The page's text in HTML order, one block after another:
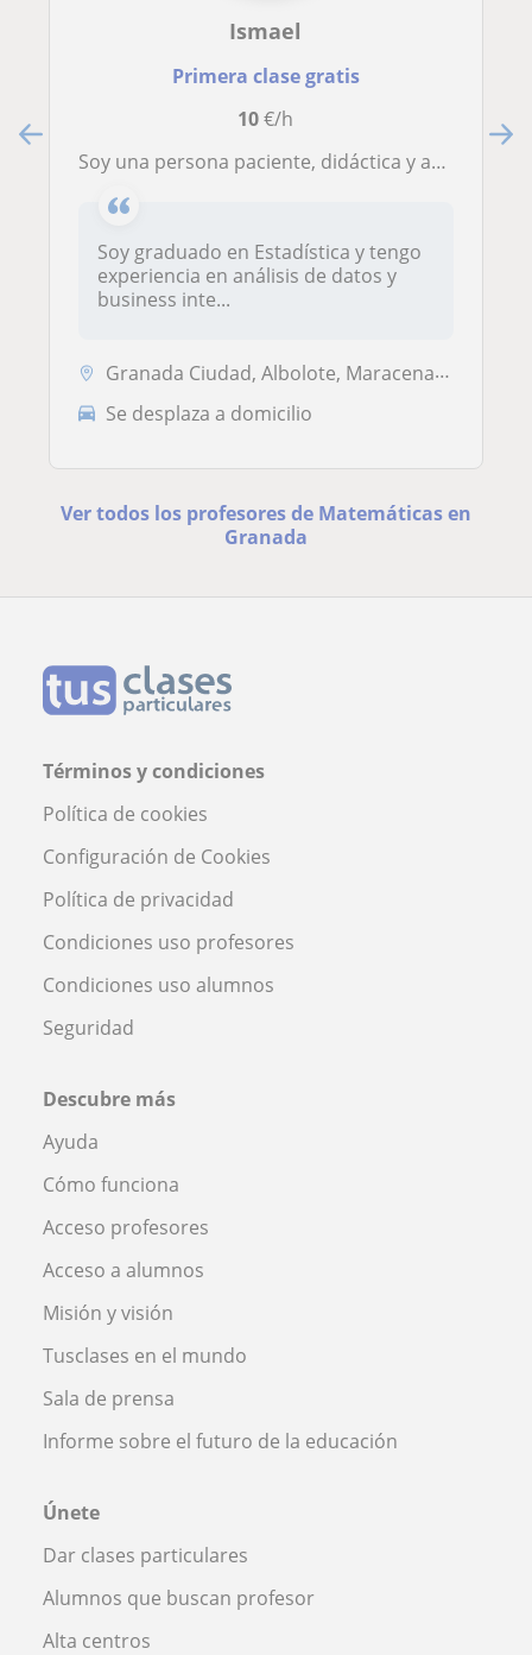
Ismael
Primera clase gratis
10€/h
Soy una persona paciente, didáctica y apasionada por las matemáticas. Mis clases se dirigirían a estud. de secundaria o primaria
Soy graduado en Estadística y tengo
experiencia en análisis de datos y
business inte...
Granada Ciudad, Albolote, Maracena, Peligros, Pulianas, Atarfe
Se desplaza a domicilio
Ver todos los profesores de Matemáticas en
Granada
Términos y condiciones
Política de cookies
Configuración de Cookies
Política de privacidad
Condiciones uso profesores
Condiciones uso alumnos
Seguridad
Descubre más
Ayuda
Cómo funciona
Acceso profesores
Acceso a alumnos
Misión y visión
Tusclases en el mundo
Sala de prensa
Informe sobre el futuro de la educación
Únete
Dar clases particulares
Alumnos que buscan profesor
Alta centros